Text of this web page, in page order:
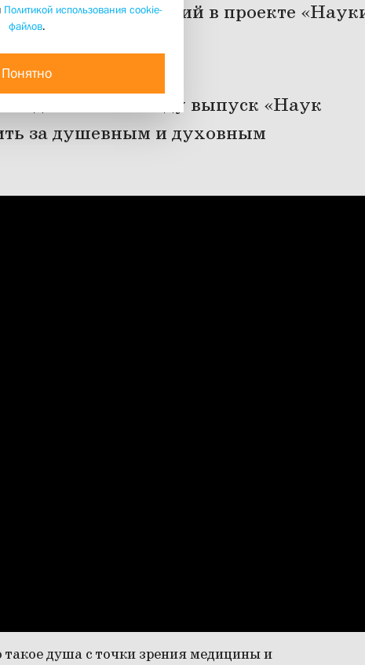
Воскресенский в проекте
в этом году выпуск «Наук
за душевным и духовным
душа с точки зрения медицины и
Политикой использования cookie-
файлов.
Понятно